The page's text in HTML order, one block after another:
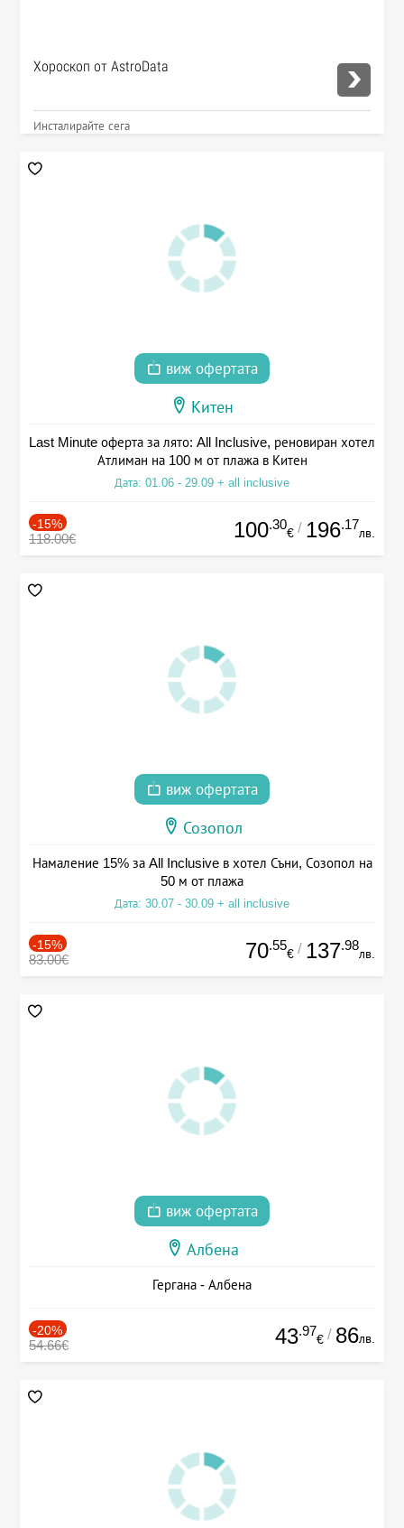
Хороскоп от AstroData
Инсталирайте сега
виж офертата
Китен
Last Minute оферта за лято: All Inclusive, реновиран хотел
Атлиман на 100 м от плажа в Китен
Дата: 01.06 - 29.09 + all inclusive
-15%
118.00€ 100.30
€ / 196.17
лв.
виж офертата
Созопол
Намаление 15% за All Inclusive в хотел Съни, Созопол на
50 м от плажа
Дата: 30.07 - 30.09 + all inclusive
-15%
83.00€ 70.55
€ / 137.98
лв.
виж офертата
Албена
Гергана - Албена
-20%
54.66€ 43.97
€ / 86лв.